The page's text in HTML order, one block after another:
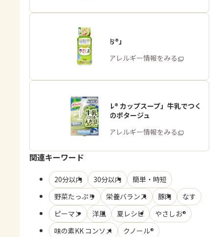
「やさしお®」
商品・アレルギー情報をみる
「クノール® カップスープ」牛乳でつく
る えだ豆のポタージュ
商品・アレルギー情報をみる
関連キーワード
20分以内 30分以内
簡単・時短
野菜たっぷり
栄養バランス 豚肉
なす
ピーマン
洋風 夏レシピ
やさしお®
味の素KK コンソメ
クノール®